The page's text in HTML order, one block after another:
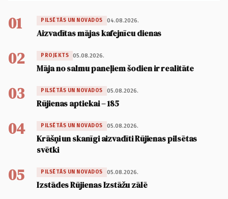
01 PILSĒTĀS UN NOVADOS 04.08.2026.
Aizvadītas mājas kafejnīcu dienas
02 PROJEKTS 05.08.2026.
Māja no salmu paneļiem šodien ir realitāte
03 PILSĒTĀS UN NOVADOS 05.08.2026.
Rūjienas aptiekai – 185
04 PILSĒTĀS UN NOVADOS 05.08.2026.
Krāšņi un skanīgi aizvadīti Rūjienas pilsētas
svētki
05 PILSĒTĀS UN NOVADOS 05.08.2026.
Izstādes Rūjienas Izstāžu zālē